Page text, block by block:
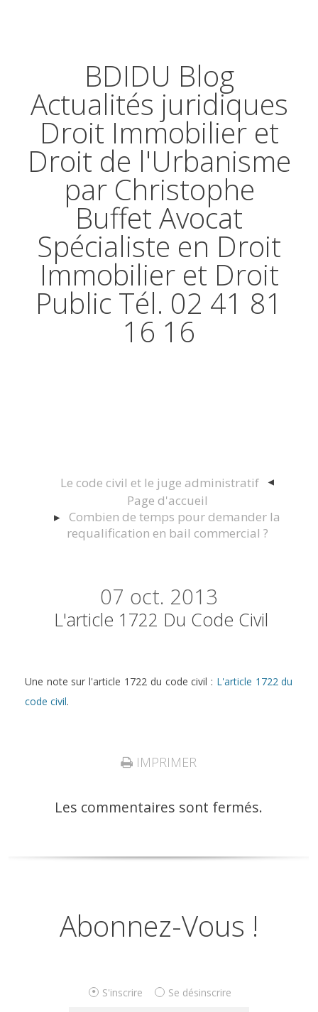
BDIDU Blog
Actualités juridiques
Droit Immobilier et
Droit de l'Urbanisme
par Christophe
Buffet Avocat
Spécialiste en Droit
Immobilier et Droit
Public Tél. 02 41 81
16 16
Le code civil et le juge administratif
Page d'accueil
Combien de temps pour demander la
requalification en bail commercial ?
07 oct. 2013
L'article 1722 Du Code Civil
Une note sur l'article 1722 du code civil : L'article 1722 du
code civil.
IMPRIMER
Les commentaires sont fermés.
Abonnez-Vous !
S'inscrire Se désinscrire